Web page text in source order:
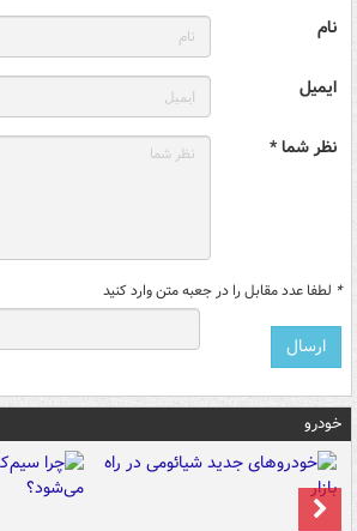
نام
ایمیل
نظر شما *
* لطفا عدد مقابل را در جعبه متن وارد کنید
خودرو